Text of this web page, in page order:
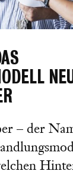
– der